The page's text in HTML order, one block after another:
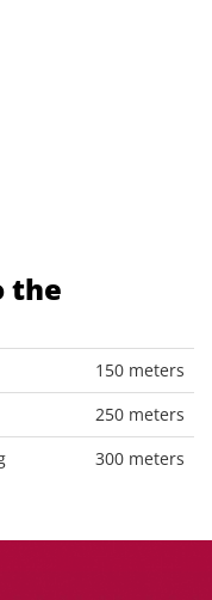
the
150 meters
250 meters
300 meters